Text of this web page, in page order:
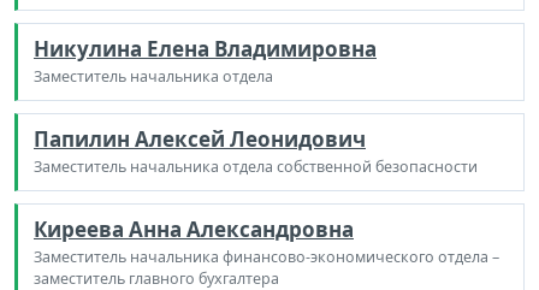
Никулина Елена Владимировна
Заместитель начальника отдела
Папилин Алексей Леонидович
Заместитель начальника отдела собственной безопасности
Киреева Анна Александровна
Заместитель начальника финансово-экономического отдела –
заместитель главного бухгалтера